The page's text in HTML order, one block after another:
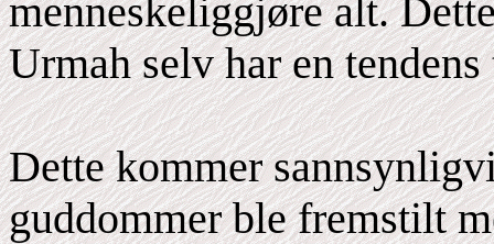
menneskeliggjøre alt.
Urmah selv har en
Dette kommer
guddommer ble fremstilt